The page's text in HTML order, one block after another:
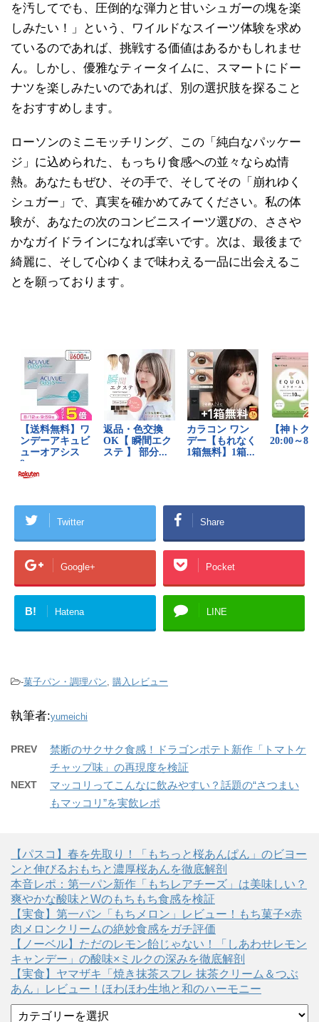
を汚してでも、圧倒的な弾力と甘いシュガーの塊を楽
しみたい！」という、ワイルドなスイーツ体験を求め
ているのであれば、挑戦する価値はあるかもしれませ
ん。しかし、優雅なティータイムに、スマートにドー
ナツを楽しみたいのであれば、別の選択肢を探ること
をおすすめします。
ローソンのミニモッチリング、この「純白なパッケー
ジ」に込められた、もっちり食感への並々ならぬ情
熱。あなたもぜひ、その手で、そしてその「崩れゆく
シュガー」で、真実を確かめてみてください。私の体
験が、あなたの次のコンビニスイーツ選びの、ささや
かなガイドラインになれば幸いです。次は、最後まで
綺麗に、そして心ゆくまで味わえる一品に出会えるこ
とを願っております。
Twitter Share
Google+ Pocket
B! Hatena LINE
-菓子パン・調理パン 購入レビュー
執筆者:yumeichi
PREV
禁断のサクサク食感！ドラゴンポテト新作「トマトケ
チャップ味」の再現度を検証
NEXT
マッコリってこんなに飲みやすい？話題の“さつまい
もマッコリ”を実飲レポ
【パスコ】春を先取り！「もちっと桜あんぱん」のビヨー
ンと伸びるおもちと濃厚桜あんを徹底解剖
本音レポ：第一パン新作「もちレアチーズ」は美味しい？
爽やかな酸味とWのもちもち食感を検証
【実食】第一パン「もちメロン」レビュー！もち菓子×赤
肉メロンクリームの絶妙食感をガチ評価
【ノーベル】ただのレモン飴じゃない！「しあわせレモン
キャンデー」の酸味×ミルクの深みを徹底解剖
【実食】ヤマザキ「焼き抹茶スフレ 抹茶クリーム＆つぶ
あん」レビュー！ほわほわ生地と和のハーモニー